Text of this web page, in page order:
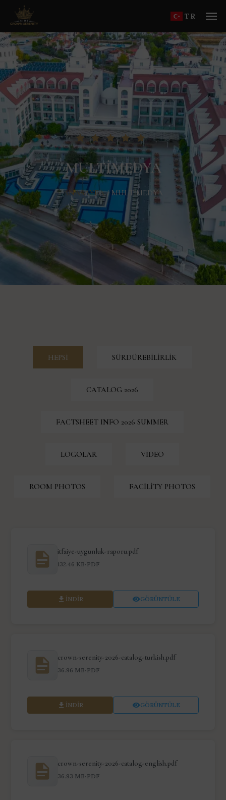
TR
MULTIMEDYA
ANASAYFA / MULTIMEDYA
HEPSI SÜRDÜREBILIRLIK
CATALOG 2026
FACTSHEET INFO 2026 SUMMER
LOGOLAR VIDEO
ROOM PHOTOS FACILITY PHOTOS
itfaiye-uygunluk-raporu.pdf
132.46 KB· PDF
İNDIR GÖRÜNTÜLE
crown-serenity-2026-catalog-turkish.pdf
36.96 MB· PDF
İNDIR GÖRÜNTÜLE
crown-serenity-2026-catalog-english.pdf
36.93 MB· PDF